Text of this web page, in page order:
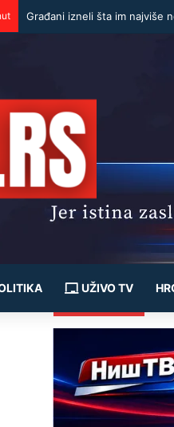
Građani izneli šta im najviše
UŽIVO TV